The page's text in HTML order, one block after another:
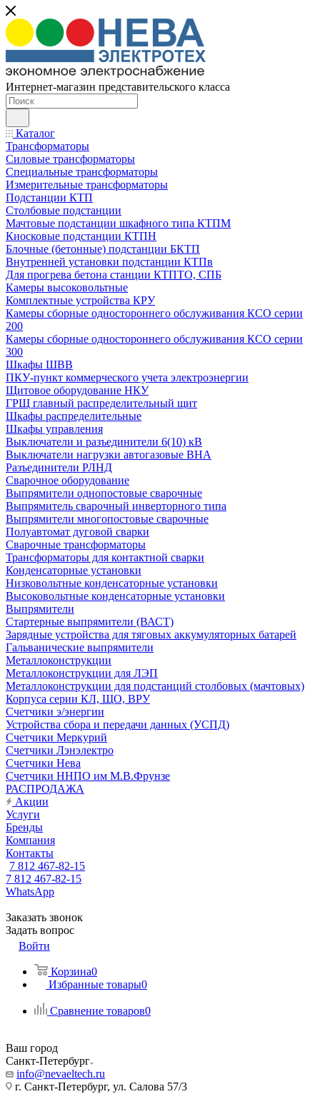
Интернет-магазин представительского класса
Каталог
Трансформаторы
Силовые трансформаторы
Специальные трансформаторы
Измерительные трансформаторы
Подстанции КТП
Столбовые подстанции
Мачтовые подстанции шкафного типа КТПМ
Киосковые подстанции КТПН
Блочные (бетонные) подстанции БКТП
Внутренней установки подстанции КТПв
Для прогрева бетона станции КТПТО, СПБ
Камеры высоковольтные
Комплектные устройства КРУ
Камеры сборные одностороннего обслуживания КСО серии
200
Камеры сборные одностороннего обслуживания КСО серии
300
Шкафы ШВВ
ПКУ-пункт коммерческого учета электроэнергии
Щитовое оборудование НКУ
ГРЩ главный распределительный щит
Шкафы распределительные
Шкафы управления
Выключатели и разъединители 6(10) кВ
Выключатели нагрузки автогазовые ВНА
Разъединители РЛНД
Сварочное оборудование
Выпрямители однопостовые сварочные
Выпрямитель сварочный инверторного типа
Выпрямители многопостовые сварочные
Полуавтомат дуговой сварки
Сварочные трансформаторы
Трансформаторы для контактной сварки
Конденсаторные установки
Низковольтные конденсаторные установки
Высоковольтные конденсаторные установки
Выпрямители
Стартерные выпрямители (ВАСТ)
Зарядные устройства для тяговых аккумуляторных батарей
Гальванические выпрямители
Металлоконструкции
Металлоконструкции для ЛЭП
Металлоконструкции для подстанций столбовых (мачтовых)
Корпуса серии КЛ, ЩО, ВРУ
Счетчики э/энергии
Устройства сбора и передачи данных (УСПД)
Счетчики Меркурий
Счетчики Лэнэлектро
Счетчики Нева
Счетчики ННПО им М.В.Фрунзе
РАСПРОДАЖА
Акции
Услуги
Бренды
Компания
Контакты
7 812 467-82-15
7 812 467-82-15
WhatsApp
Заказать звонок
Задать вопрос
Войти
Корзина0
Избранные товары0
Сравнение товаров0
Ваш город
Санкт-Петербург
info@nevaeltech.ru
г. Санкт-Петербург, ул. Салова 57/3